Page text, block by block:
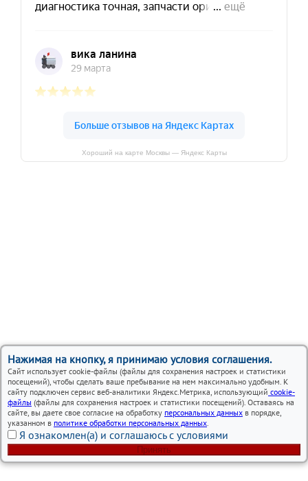
Нажимая на кнопку, я принимаю условия соглашения.
Сайт использует cookie-файлы (файлы для сохранения настроек и статистики
посещений), чтобы сделать ваше пребывание на нем максимально удобным. К
сайту подключен сервис веб-аналитики Яндекс.Метрика, использующий cookie-
файлы (файлы для сохранения настроек и статистики посещений). Оставаясь на
сайте, вы даете свое согласие на обработку персональных данных в порядке,
указанном в политике обработки персональных данных.
Я ознакомлен(а) и соглашаюсь с условиями
Принять
Хороший на карте Москвы — Яндекс Карты